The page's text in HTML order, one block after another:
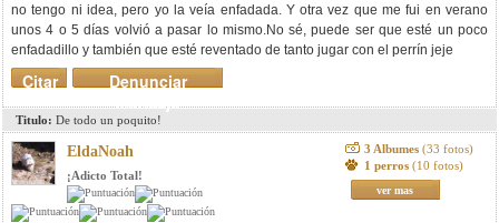
no tengo ni idea, pero yo la veía enfadada. Y otra vez que me fui en verano
unos 4 o 5 días volvió a pasar lo mismo.No sé, puede ser que esté un poco
enfadadillo y también que esté reventado de tanto jugar con el perrín jeje
Denunciar
mensaje
Citar
Titulo: De todo un poquito!
EldaNoah
¡Adicto Total!
3 Albumes (33 fotos)
1 perros (10 fotos)
ver mas